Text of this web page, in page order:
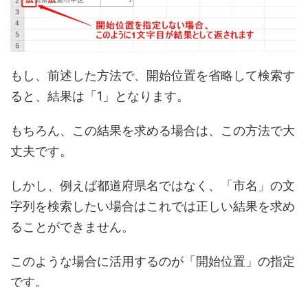
もし、前述した方法で、開始位置を省略して検索す
ると、結果は「1」となります。
もちろん、この結果を求める場合は、この方法で大
丈夫です。
しかし、例えば都道府県名ではなく、「市名」の文
字列を検索したい場合はこれでは正しい結果を求め
ることができません。
このような場合に活用するのが「開始位置」の指定
です。